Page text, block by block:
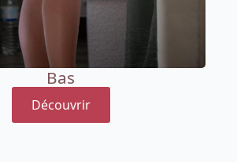
Bas
Découvrir